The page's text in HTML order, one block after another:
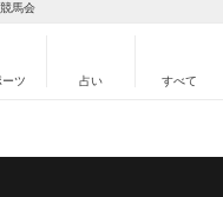
馬会
ーツ 占い すべて